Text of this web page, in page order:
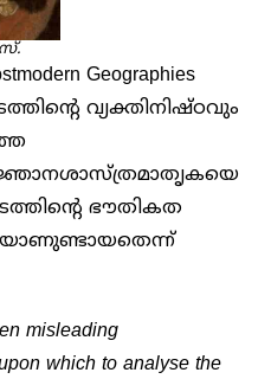
Geographies
വ്യക്തിനിഷ്ഠവും
ഭൗതികത
misleading
which to analyse the